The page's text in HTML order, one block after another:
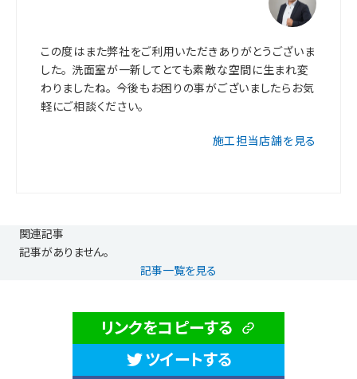
この度はまた弊社をご利用いただきありがとうございま
した。 洗面室が一新してとても素敵な空間に生まれ変
わりましたね。 今後もお困りの事がございましたらお気
軽にご相談ください。
施工担当店舗を見る
関連記事
記事がありません。
記事一覧を見る
リンクをコピーする
ツイートする